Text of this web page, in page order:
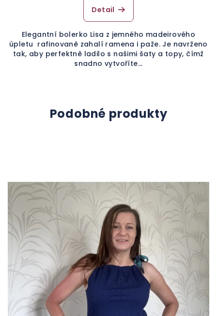
Detail
Elegantní bolerko Lisa z jemného madeirového
úpletu rafinovaně zahalí ramena i paže. Je navrženo
tak, aby perfektně ladilo s našimi šaty a topy, čímž
snadno vytvoříte...
Podobné produkty